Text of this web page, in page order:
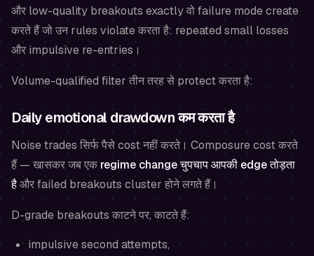
और low-quality breakouts exactly वो failure mode create
करते हैं जो उन rules violate करता है: repeated small losses
और impulsive re-entries।
Volume-qualified filter तीन तरह से protect करता है:
Daily emotional drawdown कम करता है
Noise trades सिर्फ पैसे cost नहीं करते। Composure cost करते
हैं — खासकर जब एक regime change चुपचाप आपकी edge तोड़ता
हैऔर failed breakouts cluster होने लगते हैं।
D-grade breakouts काटने पर, काटते हैं:
impulsive second attempts,